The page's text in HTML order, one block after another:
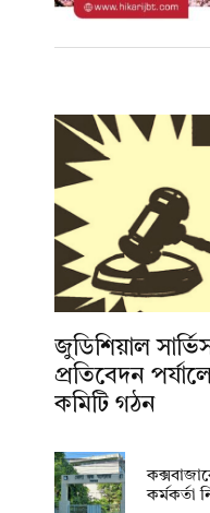
জুডিশিয়াল
প্রতিবেদন
কমিটি গঠন
কর্মকর্তা